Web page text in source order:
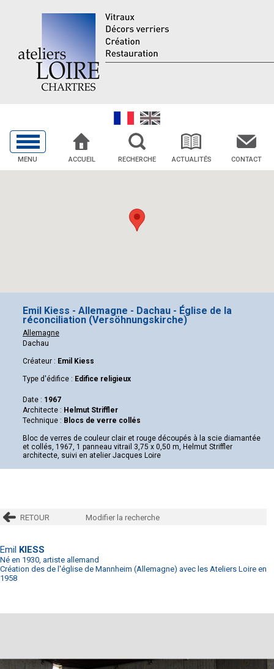
MENU ACCUEIL RECHERCHE ACTUALITÉS CONTACT
Emil Kiess - Allemagne - Dachau - Église de la
réconciliation (Versöhnungskirche)
Allemagne
Dachau
Créateur : Emil Kiess
Type d'édifice : Edifice religieux
Date : 1967
Architecte : Helmut Striffler
Technique : Blocs de verre collés
Bloc de verres de couleur clair et rouge découpés à la scie diamantée
et collés, 1967, 1 panneau vitrail 3,75 x 0,50 m, Helmut Striffler
architecte, suivi en atelier Jacques Loire
RETOUR Modifier la recherche
Emil KIESS
Né en 1930, artiste allemand
Création des de l'église de Mannheim (Allemagne) avec les Ateliers Loire en
1958